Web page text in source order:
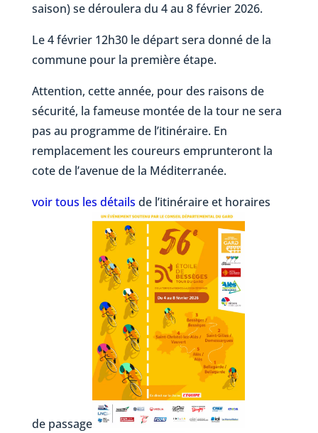
saison) se déroulera du 4 au 8 février 2026.
Le 4 février 12h30 le départ sera donné de la
commune pour la première étape.
Attention, cette année, pour des raisons de
sécurité, la fameuse montée de la tour ne sera
pas au programme de l’itinéraire. En
remplacement les coureurs emprunteront la
cote de l’avenue de la Méditerranée.
voir tous les détails de l’itinéraire et horaires
de passage